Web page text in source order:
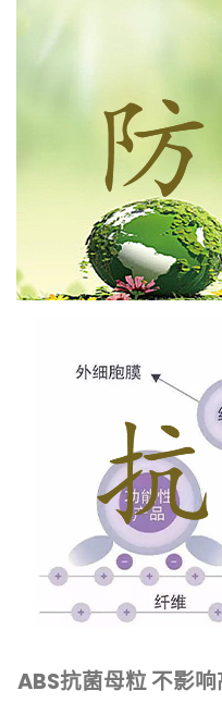
ABS抗菌母粒 不影